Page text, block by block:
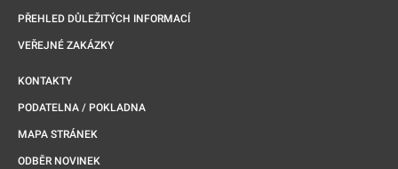
PŘEHLED DŮLEŽITÝCH INFORMACÍ
VEŘEJNÉ ZAKÁZKY
KONTAKTY
PODATELNA / POKLADNA
MAPA STRÁNEK
ODBĚR NOVINEK